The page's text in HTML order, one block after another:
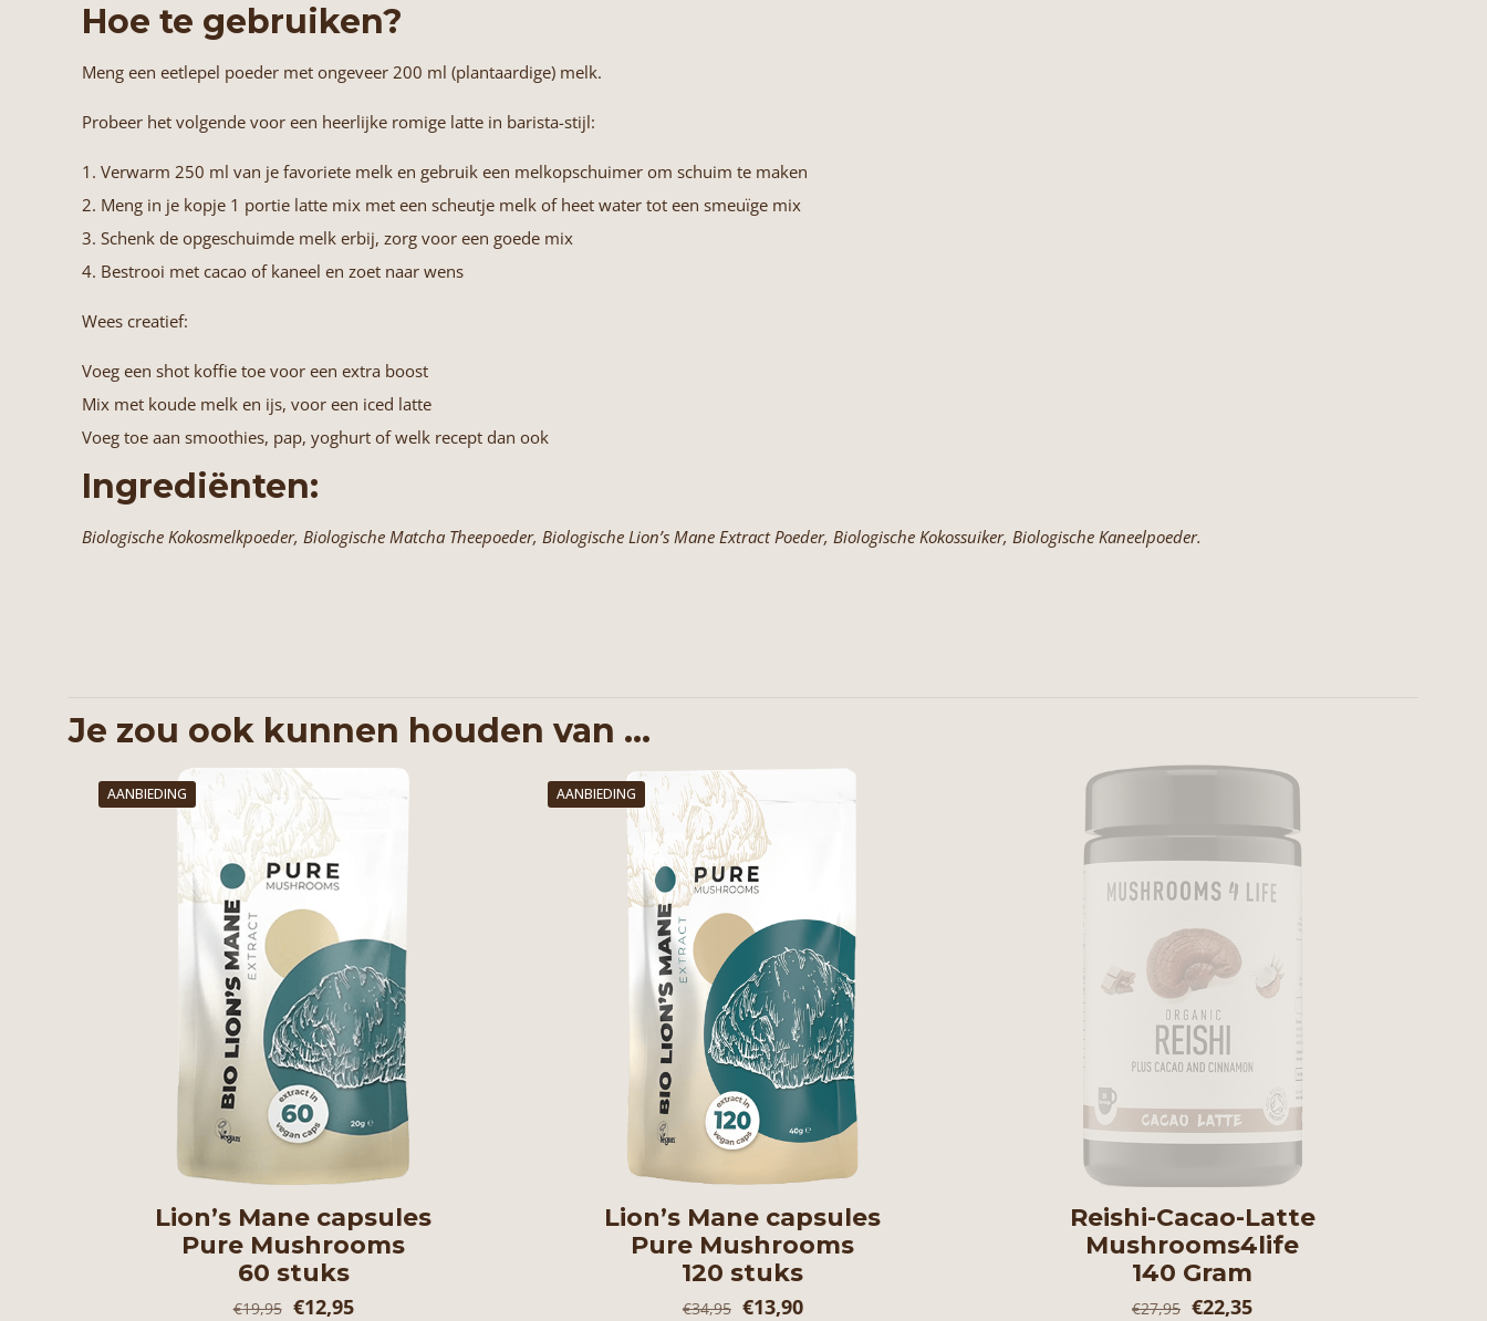
Hoe te gebruiken?
Meng een eetlepel poeder met ongeveer 200 ml (plantaardige) melk.
Probeer het volgende voor een heerlijke romige latte in barista-stijl:
1. Verwarm 250 ml van je favoriete melk en gebruik een melkopschuimer om schuim te maken
2. Meng in je kopje 1 portie latte mix met een scheutje melk of heet water tot een smeuïge mix
3. Schenk de opgeschuimde melk erbij, zorg voor een goede mix
4. Bestrooi met cacao of kaneel en zoet naar wens
Wees creatief:
Voeg een shot koffie toe voor een extra boost
Mix met koude melk en ijs, voor een iced latte
Voeg toe aan smoothies, pap, yoghurt of welk recept dan ook
Ingrediënten:
Biologische Kokosmelkpoeder, Biologische Matcha Theepoeder, Biologische Lion’s Mane Extract Poeder, Biologische Kokossuiker, Biologische Kaneelpoeder.
Je zou ook kunnen houden van …
AANBIEDING
Lion’s Mane capsules
Pure Mushrooms
60 stuks
€19,95 Oorspronkelijke
€12,95Huidige
AANBIEDING
Lion’s Mane capsules
Pure Mushrooms
120 stuks
€34,95 Oorspronkelijke
€13,90Huidige
Reishi-Cacao-Latte
Mushrooms4life
140 Gram
€27,95 Oorspronkelijke
€22,35Huidige